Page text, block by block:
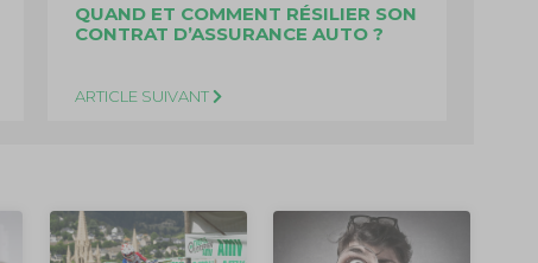
QUAND ET COMMENT RÉSILIER SON
CONTRAT D’ASSURANCE AUTO ?
ARTICLE SUIVANT